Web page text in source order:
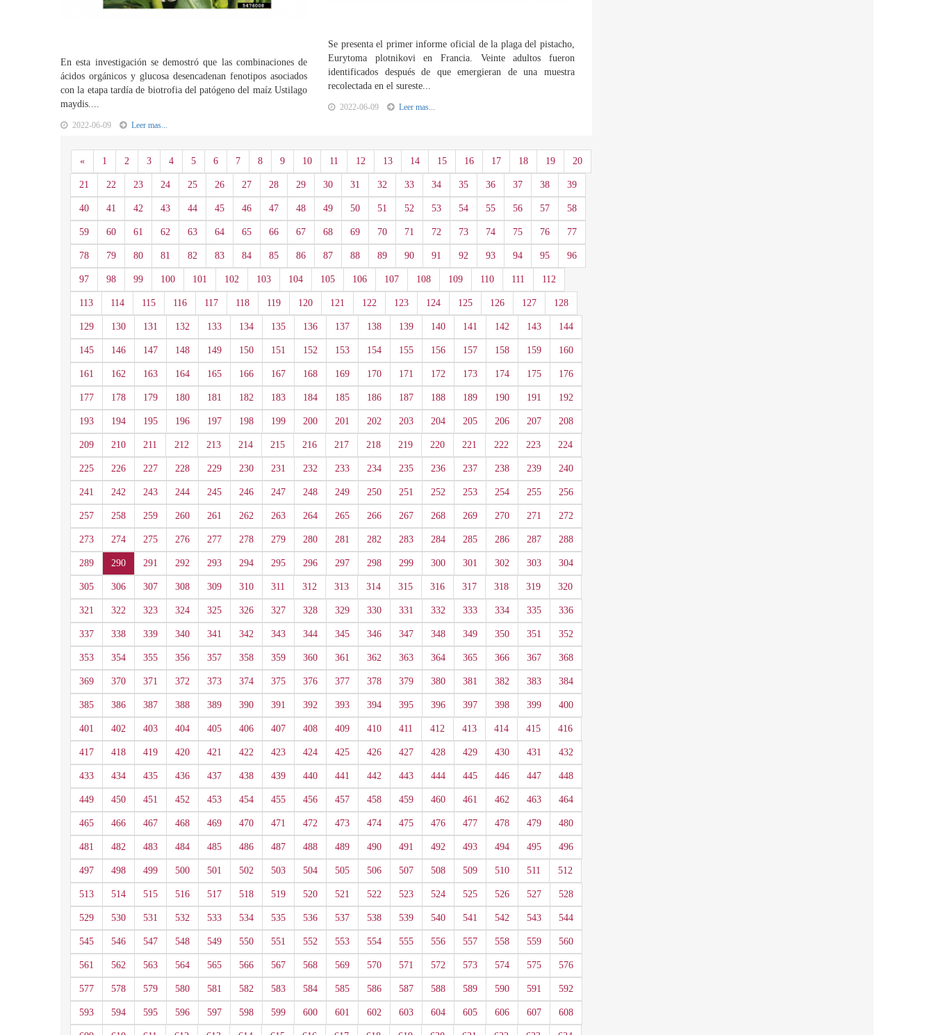
En esta investigación se demostró que las combinaciones de
ácidos orgánicos y glucosa desencadenan fenotipos asociados
con la etapa tardía de biotrofia del patógeno del maíz Ustilago
maydis....
2022-06-09 Leer mas...
Se presenta el primer informe oficial de la plaga del pistacho,
Eurytoma plotnikovi en Francia. Veinte adultos fueron
identificados después de que emergieran de una muestra
recolectada en el sureste...
2022-06-09 Leer mas...
«Anterior
1 2 3 4 5 6 7 8 9 10 11 12 13 14 15 16 17 18 19 20
21 22 23 24 25 26 27 28 29 30 31 32 33 34 35 36 37 38 39
40 41 42 43 44 45 46 47 48 49 50 51 52 53 54 55 56 57 58
59 60 61 62 63 64 65 66 67 68 69 70 71 72 73 74 75 76 77
78 79 80 81 82 83 84 85 86 87 88 89 90 91 92 93 94 95 96
97 98 99 100 101 102 103 104 105 106 107 108 109 110 111 112
113 114 115 116 117 118 119 120 121 122 123 124 125 126 127 128
129 130 131 132 133 134 135 136 137 138 139 140 141 142 143 144
145 146 147 148 149 150 151 152 153 154 155 156 157 158 159 160
161 162 163 164 165 166 167 168 169 170 171 172 173 174 175 176
177 178 179 180 181 182 183 184 185 186 187 188 189 190 191 192
193 194 195 196 197 198 199 200 201 202 203 204 205 206 207 208
209 210 211 212 213 214 215 216 217 218 219 220 221 222 223 224
225 226 227 228 229 230 231 232 233 234 235 236 237 238 239 240
241 242 243 244 245 246 247 248 249 250 251 252 253 254 255 256
257 258 259 260 261 262 263 264 265 266 267 268 269 270 271 272
273 274 275 276 277 278 279 280 281 282 283 284 285 286 287 288
289 290 291 292 293 294 295 296 297 298 299 300 301 302 303 304
305 306 307 308 309 310 311 312 313 314 315 316 317 318 319 320
321 322 323 324 325 326 327 328 329 330 331 332 333 334 335 336
337 338 339 340 341 342 343 344 345 346 347 348 349 350 351 352
353 354 355 356 357 358 359 360 361 362 363 364 365 366 367 368
369 370 371 372 373 374 375 376 377 378 379 380 381 382 383 384
385 386 387 388 389 390 391 392 393 394 395 396 397 398 399 400
401 402 403 404 405 406 407 408 409 410 411 412 413 414 415 416
417 418 419 420 421 422 423 424 425 426 427 428 429 430 431 432
433 434 435 436 437 438 439 440 441 442 443 444 445 446 447 448
449 450 451 452 453 454 455 456 457 458 459 460 461 462 463 464
465 466 467 468 469 470 471 472 473 474 475 476 477 478 479 480
481 482 483 484 485 486 487 488 489 490 491 492 493 494 495 496
497 498 499 500 501 502 503 504 505 506 507 508 509 510 511 512
513 514 515 516 517 518 519 520 521 522 523 524 525 526 527 528
529 530 531 532 533 534 535 536 537 538 539 540 541 542 543 544
545 546 547 548 549 550 551 552 553 554 555 556 557 558 559 560
561 562 563 564 565 566 567 568 569 570 571 572 573 574 575 576
577 578 579 580 581 582 583 584 585 586 587 588 589 590 591 592
593 594 595 596 597 598 599 600 601 602 603 604 605 606 607 608